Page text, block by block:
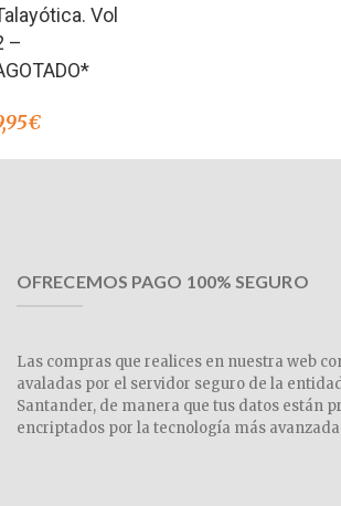
Vol
–
€
OFRECEMOS PAGO 100% SEGURO
Las compras que realices en nuestra web
avaladas por el servidor seguro de la
Santander, de manera que tus datos están
encriptados por la tecnología más